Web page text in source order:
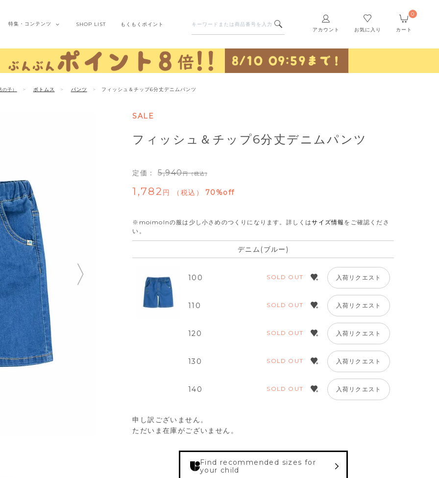
アカウント お気に入り カート
0
特集・ コンテンツ SHOP LIST もくもくポイント
の子） ボトムス パンツ フィッシュ＆チップ6分丈デニムパンツ
SALE
フィッシュ＆チップ6分丈デニムパンツ
定価： 5,940 （税込）
1,782 税込 70%off
※moimolnの服は少し小さめのつくりになります。 詳しくはサイズ情報 をご確認くださ
い。
デニム(ブルー)
100 SOLD OUT 入荷リクエスト
110 SOLD OUT 入荷リクエスト
120 SOLD OUT 入荷リクエスト
130 SOLD OUT 入荷リクエスト
140 SOLD OUT 入荷リクエスト
申し訳ございません。
ただいま在庫がございません。
Find recommended sizes for
your child